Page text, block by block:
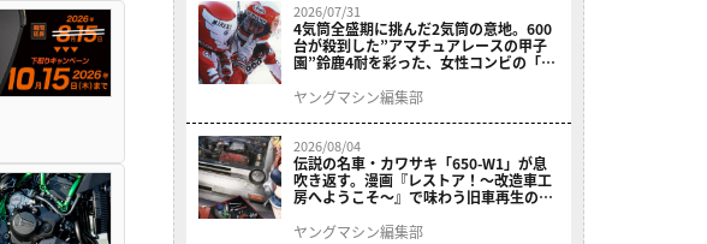
2026/07/31
4気筒全盛期に挑んだ2気筒の意地。600
台が殺到した”アマチュアレースの甲子
園”鈴鹿4耐を彩った、女性コンビの「ス
ヤングマシン編集部
2026/08/04
伝説の名車・カワサキ「650-W1」が息
吹き返す。漫画『レストア！～改造車工
房へようこそ～』で味わう旧車再生のロ
ヤングマシン編集部